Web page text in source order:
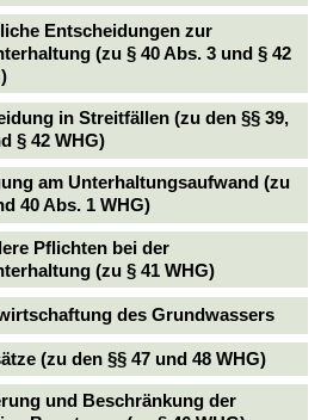
Entscheidungen zur
(zu § 40 Abs. 3 und § 42
in Streitfällen (zu den §§ 39,
§ 42 WHG)
am Unterhaltungsaufwand (zu
40 Abs. 1 WHG)
Pflichten bei der
(zu § 41 WHG)
des Grundwassers
(zu den §§ 47 und 48 WHG)
und Beschränkung der